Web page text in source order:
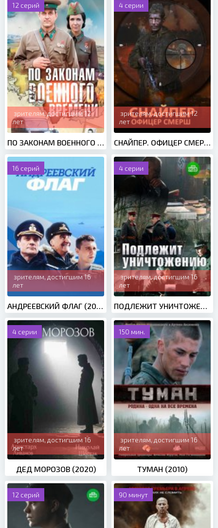
12 серий
зрителям, достигшим 12
лет
ПО ЗАКОНАМ ВОЕННОГО ВРЕМЕНИ 1 СЕЗОН (2016)
4 серии
зрителям, достигшим 12
лет
СНАЙПЕР. ОФИЦЕР СМЕРШ (2020)
16 серий
зрителям, достигшим 16
лет
АНДРЕЕВСКИЙ ФЛАГ (2020)
4 серии
зрителям, достигшим 16
лет
ПОДЛЕЖИТ УНИЧТОЖЕНИЮ (2019)
4 серии
зрителям, достигшим 16
лет
ДЕД МОРОЗОВ (2020)
150 мин.
зрителям, достигшим 16
лет
ТУМАН (2010)
12 серий 90 минут